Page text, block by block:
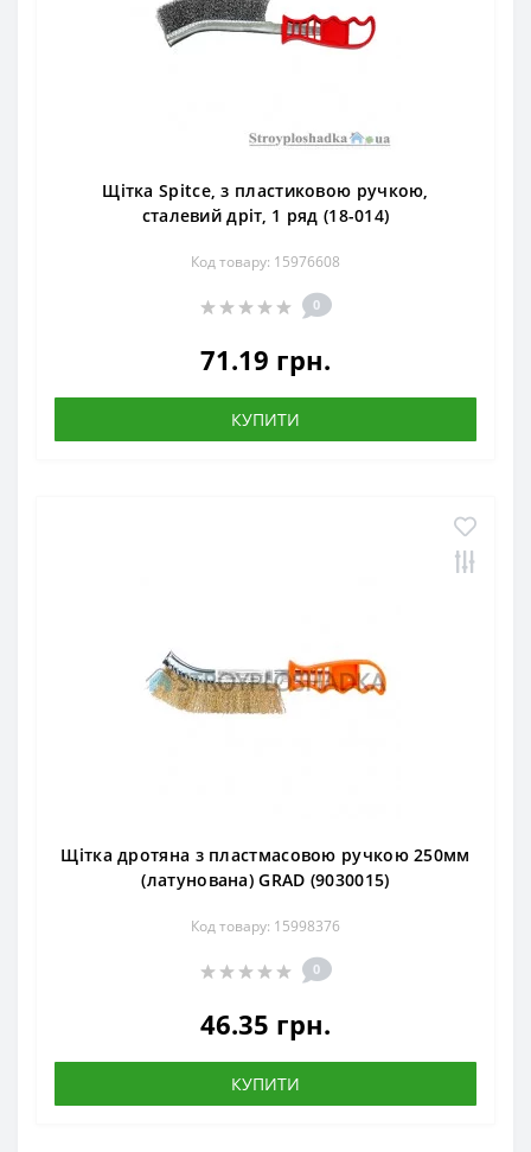
Щітка Spitce, з пластиковою ручкою,
сталевий дріт, 1 ряд (18-014)
Код товару: 15976608
0
71.19 грн.
КУПИТИ
Щітка дротяна з пластмасовою ручкою 250мм
(латунована) GRAD (9030015)
Код товару: 15998376
0
46.35 грн.
КУПИТИ